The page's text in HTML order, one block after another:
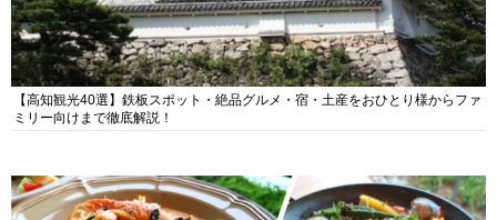
【高知観光40選】鉄板スポット・絶品グルメ・宿・土産をおひとり様からファ
ミリー向けまで徹底解説！